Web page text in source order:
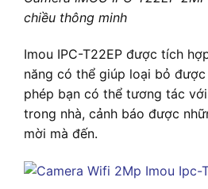
chiều thông minh
Imou IPC-T22EP được tích
năng có thể giúp loại bỏ
phép bạn có thể tương tác
trong nhà, cảnh báo được
mời mà đến.